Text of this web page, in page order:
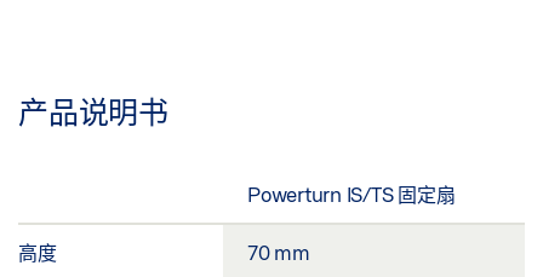
产品说明书
Powerturn IS/TS 固定扇
高度 70 mm